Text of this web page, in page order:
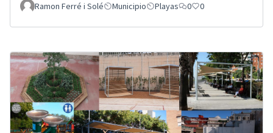
Ramon Ferré i Solé Municipio Playas 0 0